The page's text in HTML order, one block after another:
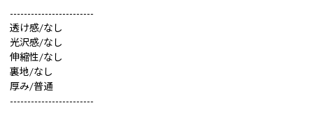
------------------------
透け感/なし
光沢感/なし
伸縮性/なし
裏地/なし
厚み/普通
------------------------